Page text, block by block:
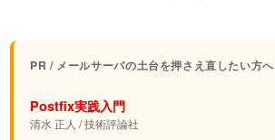
PR / メールサーバの土台を押さえ直したい方へ
Postfix実践入門
清水 正人 / 技術評論社